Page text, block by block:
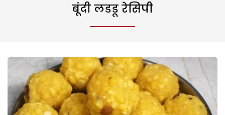
बूंदी लडडू रेसिपी